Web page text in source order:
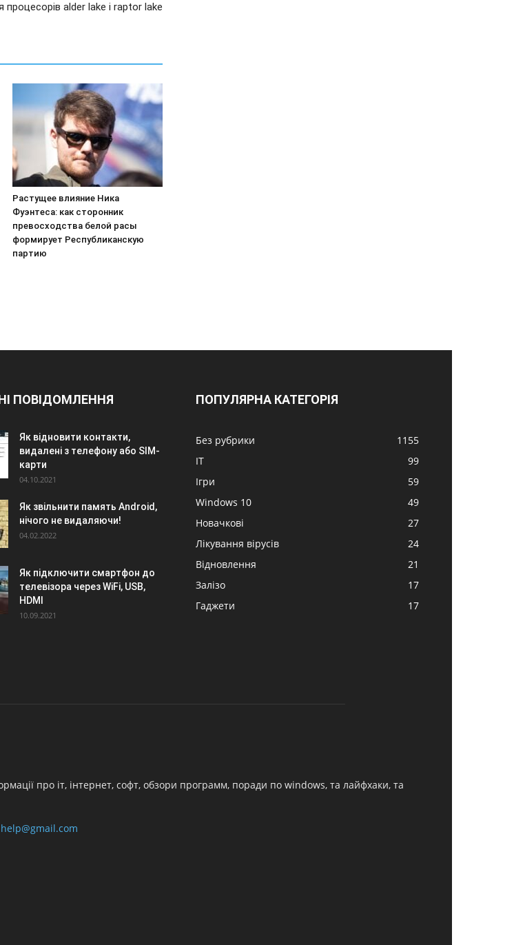
процесорів alder lake і raptor lake
Растущее влияние Ника
Фуэнтеса: как сторонник
превосходства белой расы
формирует Республиканскую
партию
ПОВІДОМЛЕННЯ
Як відновити контакти,
видалені з телефону або SIM-
карти
04.10.2021
Як звільнити память Android,
нічого не видаляючи!
04.02.2022
Як підключити смартфон до
телевізора через WiFi, USB,
HDMI
10.09.2021
ПОПУЛЯРНА КАТЕГОРІЯ
Без рубрики
1155
IT
99
Ігри
59
Windows 10
49
Новачкові
27
Лікування вірусів
24
Відновлення
21
Залізо
17
Гаджети
17
про іт, інтернет, софт, обзори программ, поради по windows, та лайфхаки, та